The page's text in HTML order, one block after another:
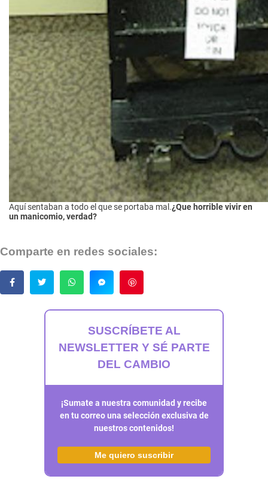
Aquí sentaban a todo el que se portaba mal.¿Que horrible vivir en
un manicomio, verdad?
Comparte en redes sociales:
SUSCRÍBETE AL
NEWSLETTER Y SÉ PARTE
DEL CAMBIO
¡Sumate a nuestra comunidad y recibe
en tu correo una selección exclusiva de
nuestros contenidos!
Me quiero suscribir